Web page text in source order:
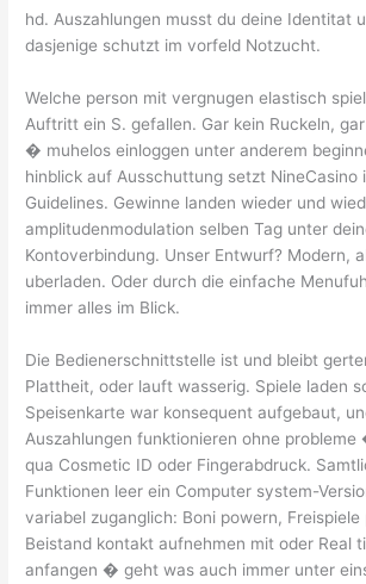
hd. Auszahlungen musst du deine Identitat
dasjenige schutzt im vorfeld Notzucht.
Welche person mit vergnugen elastisch
Auftritt ein S. gefallen. Gar kein Ruckeln,
� muhelos einloggen unter anderem
hinblick auf Ausschuttung setzt NineCasino
Guidelines. Gewinne landen wieder und
amplitudenmodulation selben Tag unter
Kontoverbindung. Unser Entwurf? Modern,
uberladen. Oder durch die einfache
immer alles im Blick.
Die Bedienerschnittstelle ist und bleibt
Plattheit, oder lauft wasserig. Spiele laden
Speisenkarte war konsequent aufgebaut,
Auszahlungen funktionieren ohne
qua Cosmetic ID oder Fingerabdruck.
Funktionen leer ein Computer system-
variabel zuganglich: Boni powern, Freispiele
Beistand kontakt aufnehmen mit oder Real
anfangen � geht was auch immer unter